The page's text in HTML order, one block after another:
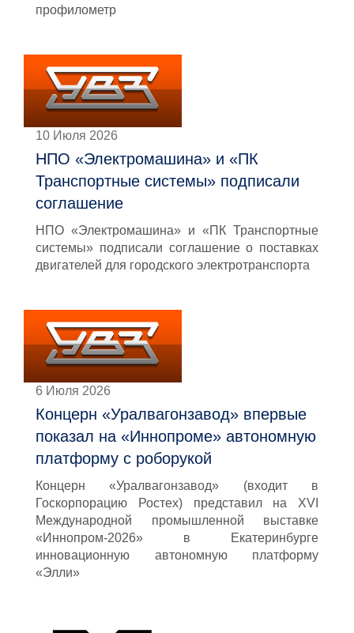
профилометр
10 Июля 2026
НПО «Электромашина» и «ПК
Транспортные системы» подписали
соглашение
НПО «Электромашина» и «ПК Транспортные
системы» подписали соглашение о поставках
двигателей для городского электротранспорта
6 Июля 2026
Концерн «Уралвагонзавод» впервые
показал на «Иннопроме» автономную
платформу с роборукой
Концерн «Уралвагонзавод» (входит в
Госкорпорацию Ростех) представил на XVI
Международной промышленной выставке
«Иннопром-2026» в Екатеринбурге
инновационную автономную платформу
«Элли»